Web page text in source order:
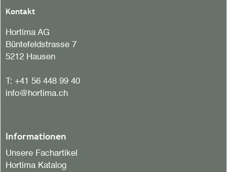
Kontakt
Hortima AG
Büntefeldstrasse 7
5212 Hausen
T: +41 56 448 99 40
info@hortima.ch
Informationen
Unsere Fachartikel
Hortima Katalog